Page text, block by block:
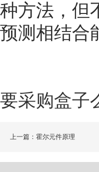
种方法，但
预测相结合
要采购盒子
上一篇：霍尔元件原理